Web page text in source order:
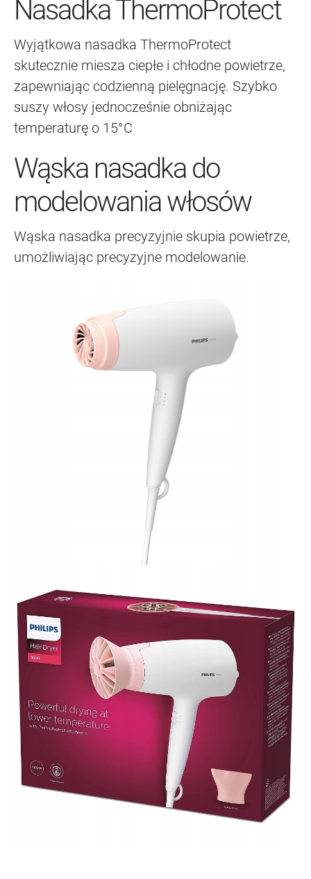
Nasadka ThermoProtect
Wyjątkowa nasadka ThermoProtect
skutecznie miesza ciepłe i chłodne powietrze,
zapewniając codzienną pielęgnację. Szybko
suszy włosy jednocześnie obniżając
temperaturę o 15°C
Wąska nasadka do
modelowania włosów
Wąska nasadka precyzyjnie skupia powietrze,
umożliwiając precyzyjne modelowanie.